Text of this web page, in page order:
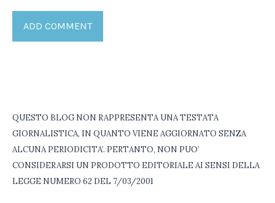
QUESTO BLOG NON RAPPRESENTA UNA TESTATA
GIORNALISTICA, IN QUANTO VIENE AGGIORNATO SENZA
ALCUNA PERIODICITA’. PERTANTO, NON PUO’
CONSIDERARSI UN PRODOTTO EDITORIALE AI SENSI DELLA
LEGGE NUMERO 62 DEL 7/03/2001